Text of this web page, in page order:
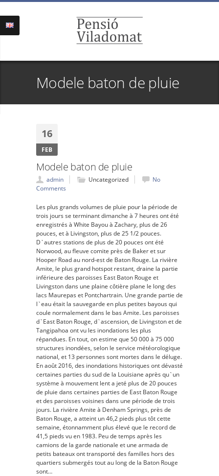
Modele baton de pluie
16
FEB
Modele baton de pluie
admin Uncategorized
No
Comments
Les plus grands volumes de pluie pour la période de
trois jours se terminant dimanche à 7 heures ont été
enregistrés à White Bayou à Zachary, plus de 26
pouces, et à Livingston, plus de 25 1/2 pouces.
D`autres stations de plus de 20 pouces ont été
Norwood, au fleuve comite près de Baker et sur
Hooper Road au nord-est de Baton Rouge. La rivière
Amite, le plus grand hotspot restant, draine la partie
inférieure des paroisses East Baton Rouge et
Livingston dans une plaine côtière plane le long des
lacs Maurepas et Pontchartrain. Une grande partie de
l`eau était la sauvegarde en plus petites bayous qui
coule normalement dans le bas Amite. Les paroisses
d`East Baton Rouge, d`ascension, de Livingston et de
Tangipahoa ont vu les inondations les plus
répandues. En tout, on estime que 50 000 à 75 000
structures inondées, selon le service météorologique
national, et 13 personnes sont mortes dans le déluge.
En août 2016, des inondations historiques ont dévasté
certaines parties du sud de la Louisiane après qu`un
système à mouvement lent a jeté plus de 20 pouces
de pluie dans certaines parties de East Baton Rouge
et des paroisses voisines dans une période de trois
jours. La rivière Amite à Denham Springs, près de
Baton Rouge, a atteint un 46,2 pieds plus tôt cette
semaine, étonnamment plus élevé que le record de
41,5 pieds vu en 1983. Peu de temps après les
camions de la garde nationale et une armada de
petits bateaux ont transporté des familles hors des
quartiers submergés tout au long de la Baton Rouge
sont…